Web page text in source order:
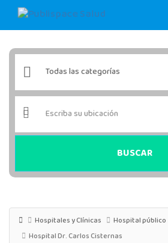
BUSCAR
Hospitales y Clínicas
Hospital público
Hospital Dr. Carlos Cisternas